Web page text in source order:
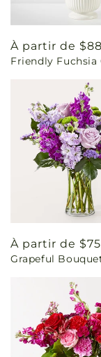
Prix
habituel
À partir de
Friendly Fuchsia
Prix
habituel
À partir de
Grapeful